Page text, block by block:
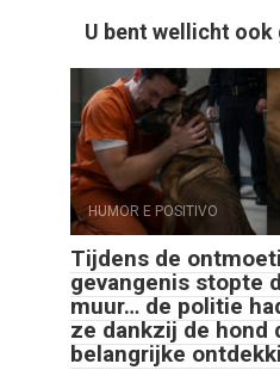
U bent wellicht
HUMOR E POSITIVO
Tijdens de
gevangenis stopte
muur… de politie
ze dankzij de hond
belangrijke